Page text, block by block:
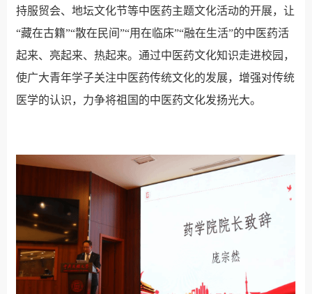
持服贸会、地坛文化节等中医药主题文化活动的开展，让
“藏在古籍”“散在民间”“用在临床”“融在生活”的中医药活
起来、亮起来、热起来。通过中医药文化知识走进校园，
使广大青年学子关注中医药传统文化的发展，增强对传统
医学的认识，力争将祖国的中医药文化发扬光大。